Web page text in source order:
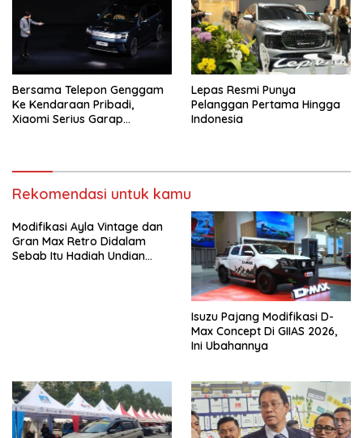
Bersama Telepon Genggam
Ke Kendaraan Pribadi,
Xiaomi Serius Garap
Lepas Resmi Punya
Pelanggan Pertama Hingga
Indonesia
Rekomendasi untuk kamu
Modifikasi Ayla Vintage dan
Gran Max Retro Didalam
Sebab Itu Hadiah Undian
Isuzu Pajang Modifikasi D-
Max Concept Di GIIAS 2026,
Ini Ubahannya